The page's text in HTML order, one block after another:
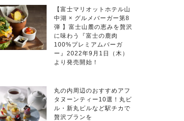
【富士マリオットホテル山
中湖 × グルメバーガー第8
弾 】富士山麓の恵みを贅沢
に味わう『富士の鹿肉
100%プレミアムバーガ
ー』2022年9月1日（木）
より発売開始！
丸の内周辺のおすすめアフ
タヌーンティー10選！丸ビ
ル・新丸ビルなど駅チカで
贅沢プランを